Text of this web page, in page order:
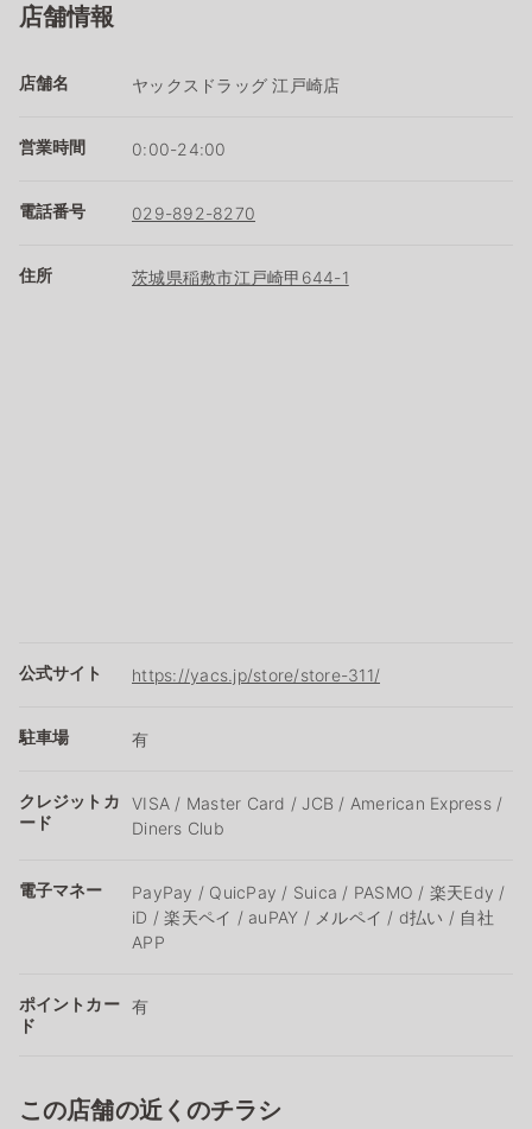
店舗情報
店舗名 ヤックスドラッグ 江戸崎店
営業時間 0:00-24:00
電話番号 029-892-8270
住所 茨城県稲敷市江戸崎甲644-1
公式サイト https://yacs.jp/store/store-311/
駐車場 有
クレジットカ
ード
VISA / Master Card / JCB / American Express /
Diners Club
電子マネー
PayPay / QuicPay / Suica / PASMO / 楽天Edy /
iD / 楽天ペイ / auPAY / メルペイ / d払い / 自社
APP
ポイントカー
ド
有
この店舗の近くのチラシ